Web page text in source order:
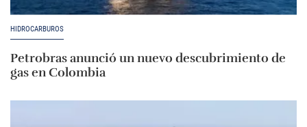
HIDROCARBUROS
Petrobras anunció un nuevo descubrimiento de
gas en Colombia